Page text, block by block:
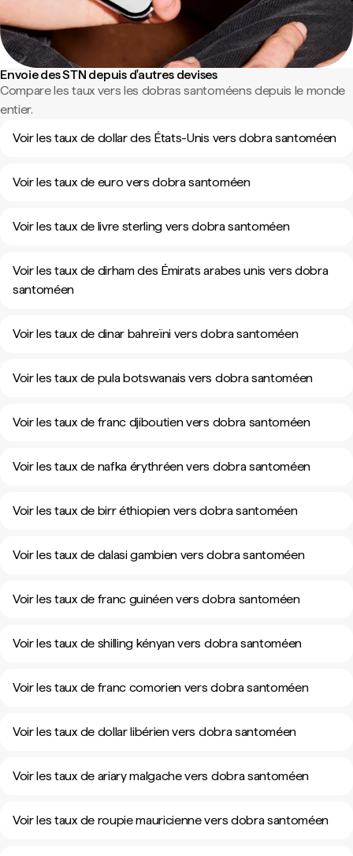
Envoie des STN depuis d'autres devises
Compare les taux vers les dobras santoméens depuis le monde
entier.
Voir les taux de dollar des États-Unis vers dobra santoméen
Voir les taux de euro vers dobra santoméen
Voir les taux de livre sterling vers dobra santoméen
Voir les taux de dirham des Émirats arabes unis vers dobra
santoméen
Voir les taux de dinar bahreïni vers dobra santoméen
Voir les taux de pula botswanais vers dobra santoméen
Voir les taux de franc djiboutien vers dobra santoméen
Voir les taux de nafka érythréen vers dobra santoméen
Voir les taux de birr éthiopien vers dobra santoméen
Voir les taux de dalasi gambien vers dobra santoméen
Voir les taux de franc guinéen vers dobra santoméen
Voir les taux de shilling kényan vers dobra santoméen
Voir les taux de franc comorien vers dobra santoméen
Voir les taux de dollar libérien vers dobra santoméen
Voir les taux de ariary malgache vers dobra santoméen
Voir les taux de roupie mauricienne vers dobra santoméen